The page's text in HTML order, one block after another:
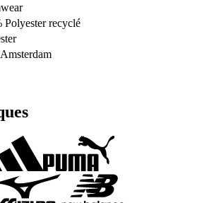
Polyester recyclé